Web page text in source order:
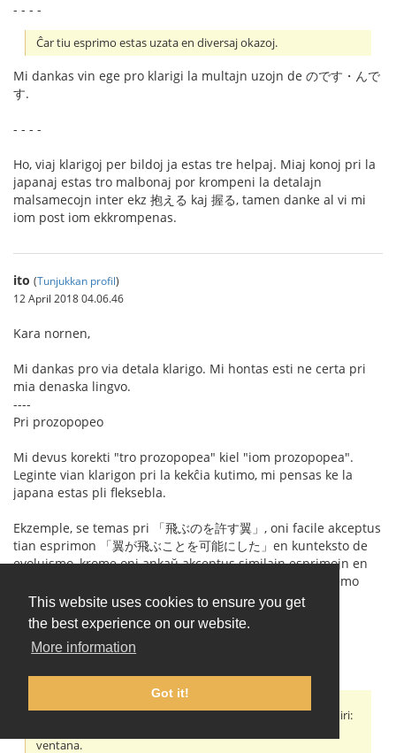
This website uses cookies to ensure you get
the best experience on our website.
More information
Got it!
- - - -
Ĉar tiu esprimo estas uzata en diversaj okazoj.
Mi dankas vin ege pro klarigi la multajn uzojn de のです・んで
す.
- - - -
Ho, viaj klarigoj per bildoj ja estas tre helpaj. Miaj konoj pri la
japanaj estas tro malbonaj por krompeni la detalajn
malsamecojn inter ekz 抱える kaj 握る, tamen danke al vi mi
iom post iom ekkrompenas.
ito (Tunjukkan profil)
12 April 2018 04.06.46
Kara nornen,
Mi dankas pro via detala klarigo. Mi hontas esti ne certa pri
mia denaska lingvo.
----
Pri prozopopeo
Mi devus korekti "tro prozopopea" kiel "iom prozopopea".
Leginte vian klarigon pri la kekĉia kutimo, mi pensas ke la
japana estas pli fleksebla.
Ekzemple, se temas pri 「飛ぶのを許す翼」, oni facile akceptus
tian esprimon 「翼が飛ぶことを可能にした」en kunteksto de
evoluismo, krome oni ankaŭ akceptus similajn esprimojn en
arto-plena literaturo（文学）nome romano, novelo, poemo
ktp..
Oni povas esprimi ĉiujn viajn montritajn 3 frazojn en
prozopopeo laŭ-gramatike.
Ekzemple Esperante kaj hispane oni senprobleme povas diri:
ventana.